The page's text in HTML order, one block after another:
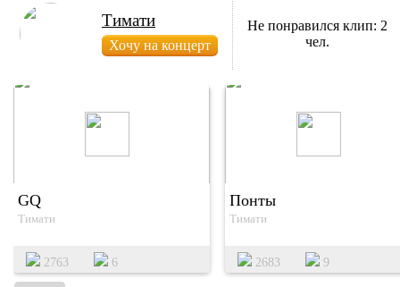
Тимати
Не понравился клип: 2
чел.
GQ
Тимати
2763 6
Понты
Тимати
2683 9